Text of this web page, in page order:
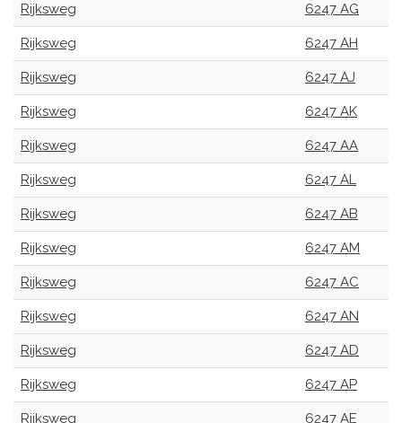
Rijksweg 6247 AG
Rijksweg 6247 AH
Rijksweg 6247 AJ
Rijksweg 6247 AK
Rijksweg 6247 AA
Rijksweg 6247 AL
Rijksweg 6247 AB
Rijksweg 6247 AM
Rijksweg 6247 AC
Rijksweg 6247 AN
Rijksweg 6247 AD
Rijksweg 6247 AP
Rijksweg 6247 AE